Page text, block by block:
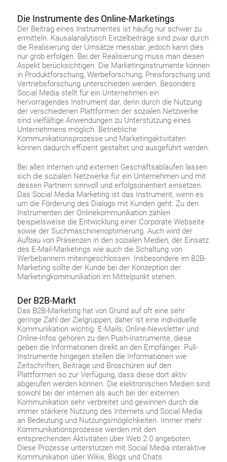
Die Instrumente des Online-Marketings
Der Beitrag eines Instrumentes ist häufig nur schwer zu
ermitteln. Kausalanalytisch Einzelbeiträge sind zwar durch
die Realisierung der Umsätze messbar, jedoch kann dies
nur grob erfolgen. Bei der Realisierung muss man diesen
Aspekt berücksichtigen. Die Marketinginstrumente können
in Produktforschung, Werbeforschung, Preisforschung und
Vertriebsforschung unterschieden werden. Besonders
Social Media stellt für ein Unternehmen ein
hervorragendes Instrument dar, denn durch die Nutzung
der verschiedenen Plattformen der sozialen Netzwerke
sind vielfältige Anwendungen zu Unterstützung eines
Unternehmens möglich. Betriebliche
Kommunikationsprozesse und Marketingaktivitäten
können dadurch effizient gestaltet und ausgeführt werden.
Bei allen internen und externen Geschäftsabläufen lassen
sich die sozialen Netzwerke für ein Unternehmen und mit
dessen Partnern sinnvoll und erfolgsorientiert einsetzen.
Das Social Media Marketing ist das Instrument, wenn es
um die Förderung des Dialogs mit Kunden geht. Zu den
Instrumenten der Onlinekommunikation zählen
beispielsweise die Entwicklung einer Corporate Webseite
sowie der Suchmaschinenoptimierung. Auch wird der
Aufbau von Präsenzen in den sozialen Medien, der Einsatz
des E-Mail-Marketings wie auch die Schaltung von
Werbebannern miteingeschlossen. Insbesondere im B2B-
Marketing sollte der Kunde bei der Konzeption der
Marketingkommunikation im Mittelpunkt stehen.
Der B2B-Markt
Das B2B-Marketing hat von Grund auf oft eine sehr
geringe Zahl der Zielgruppen, daher ist eine individuelle
Kommunikation wichtig. E-Mails, Online-Newsletter und
Online-Infos gehören zu den Push-Instrumente, diese
geben die Informationen direkt an den Empfänger. Pull-
Instrumente hingegen stellen die Informationen wie
Zeitschriften, Beiträge und Broschüren auf den
Plattformen so zur Verfügung, dass diese dort aktiv
abgerufen werden können. Die elektronischen Medien sind
sowohl bei der internen als auch bei der externen
Kommunikation sehr verbreitet und gewinnen durch die
immer stärkere Nutzung des Internets und Social Media
an Bedeutung und Nutzungsmöglichkeiten. Immer mehr
Kommunikationsprozesse werden mit den
entsprechenden Aktivitäten über Web 2.0 angeboten.
Diese Prozesse unterstützen mit Social Media interaktive
Kommunikation über Wikis, Blogs und Chats.